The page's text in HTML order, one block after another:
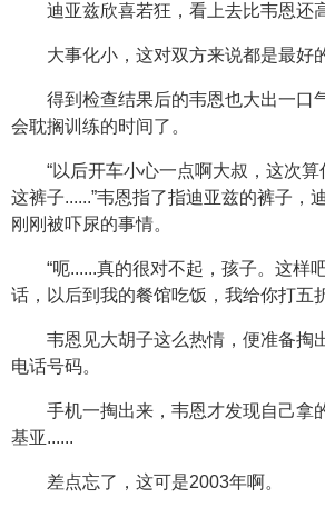
迪亚兹欣喜若狂，看上去比韦恩还
大事化小，这对双方来说都是最好
得到检查结果后的韦恩也大出一口
会耽搁训练的时间了。
“以后开车小心一点啊大叔，这次
这裤子......”韦恩指了指迪亚兹的裤子，
刚刚被吓尿的事情。
“呃......真的很对不起，孩子。这样
话，以后到我的餐馆吃饭，我给你打五
韦恩见大胡子这么热情，便准备掏
电话号码。
手机一掏出来，韦恩才发现自己拿
基亚......
差点忘了，这可是2003年啊。